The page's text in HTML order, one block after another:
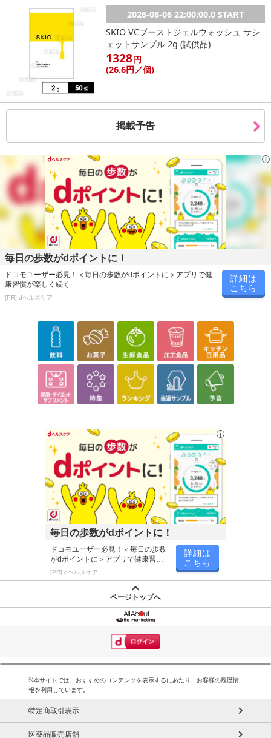
その他共通および商品カテゴリー別注意事項（※必ずご確認くだ
こちらの情報は2026-07-09 14:08:36.0
2026-08-06 22:00:00.0 START
SKIO VCブーストジェルウォッシュ サシ
ェットサンプル 2g (試供品)
1328円
(26.6円／個)
掲載予告
毎日の歩数がdポイントに！
ドコモユーザー必見！＜毎日の歩数がdポイントに＞アプリで健
康習慣が楽しく続く
[PR] dヘルスケア
詳細は
こちら
毎日の歩数がdポイントに！
ドコモユーザー必見！＜毎日の歩数
がdポイントに＞アプリで健康習慣
が楽しく続く
[PR] dヘルスケア
詳細は
こちら
ページトップへ
※本サイトでは、おすすめのコンテンツを表示するにあたり、お客様の履歴情
報を利用しています。
特定商取引表示
医薬品販売店舗